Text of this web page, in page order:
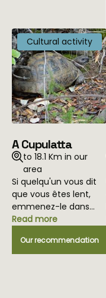
Cultural activity
A Cupulatta
to 18.1 Km in our
area
Si quelqu'un vous dit
que vous êtes lent,
emmenez-le dans
cette cité des tortues,
plus de 150 espèces
différences, venues
Read more
Our recommendation